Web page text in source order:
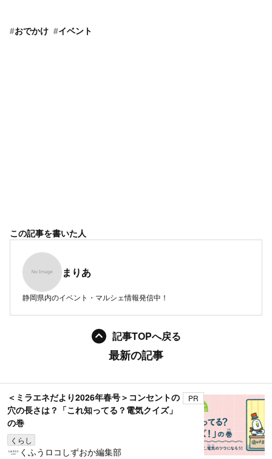
#おでかけ #イベント
この記事を書いた人
まりあ
静岡県内のイベント・マルシェ情報発信中！
記事TOPへ戻る
最新の記事
＜ミラエネだより2026年春号＞コンセントの
穴の長さは？「これ知ってる？電気クイズ」
の巻
くらし
PR
くふうロコしずおか編集部